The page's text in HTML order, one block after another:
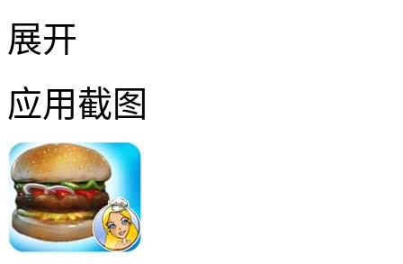
展开
应用截图